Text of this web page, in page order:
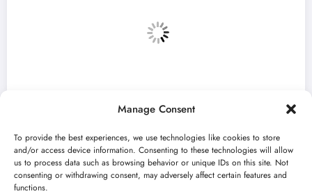
Manage Consent
To provide the best experiences, we use technologies like cookies to store
and/or access device information. Consenting to these technologies will allow
us to process data such as browsing behavior or unique IDs on this site. Not
consenting or withdrawing consent, may adversely affect certain features and
functions.deset
Mladi glumac Ognjen